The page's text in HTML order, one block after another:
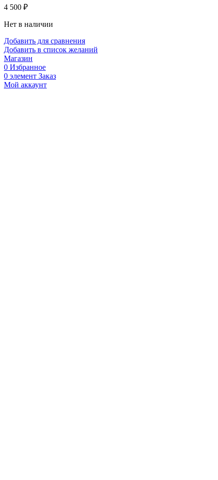
4 500 ₽
Нет в наличии
Добавить для сравнения
Добавить в список желаний
Магазин
0 Избранное
0 элемент Заказ
Мой аккаунт